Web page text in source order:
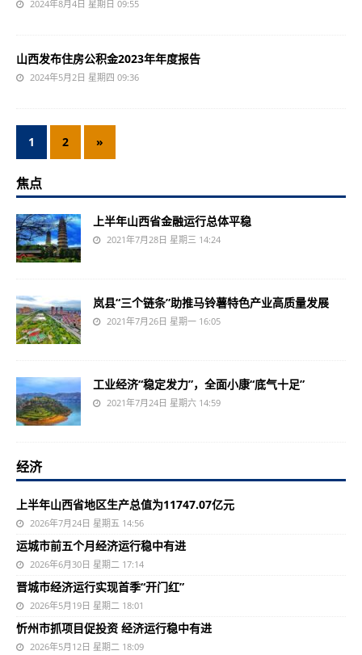
2024年8月4日 星期日 09:55
山西发布住房公积金2023年年度报告
2024年5月2日 星期四 09:36
1 2 »
焦点
上半年山西省金融运行总体平稳
2021年7月28日 星期三 14:24
岚县“三个链条”助推马铃薯特色产业高质量发展
2021年7月26日 星期一 16:05
工业经济“稳定发力”，全面小康“底气十足”
2021年7月24日 星期六 14:59
经济
上半年山西省地区生产总值为11747.07亿元
2026年7月24日 星期五 14:56
运城市前五个月经济运行稳中有进
2026年6月30日 星期二 17:14
晋城市经济运行实现首季“开门红”
2026年5月19日 星期二 18:01
忻州市抓项目促投资 经济运行稳中有进
2026年5月12日 星期二 18:09